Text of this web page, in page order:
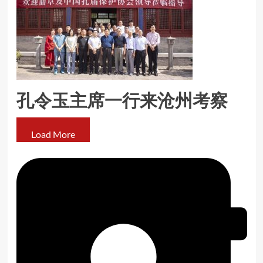
孔令玉主席一行来沧州考察
Load More